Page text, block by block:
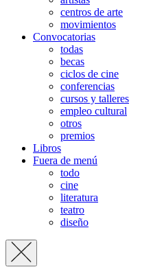
centros de arte
movimientos
Convocatorias
todas
becas
ciclos de cine
conferencias
cursos y talleres
empleo cultural
otros
premios
Libros
Fuera de menú
todo
cine
literatura
teatro
diseño